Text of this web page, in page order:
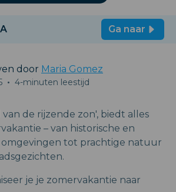
Ga naar
door Maria Gomez
• 4-minuten leestijd
de rijzende zon', biedt alles
– van historische en
tot prachtige natuur
je je zomervakantie naar